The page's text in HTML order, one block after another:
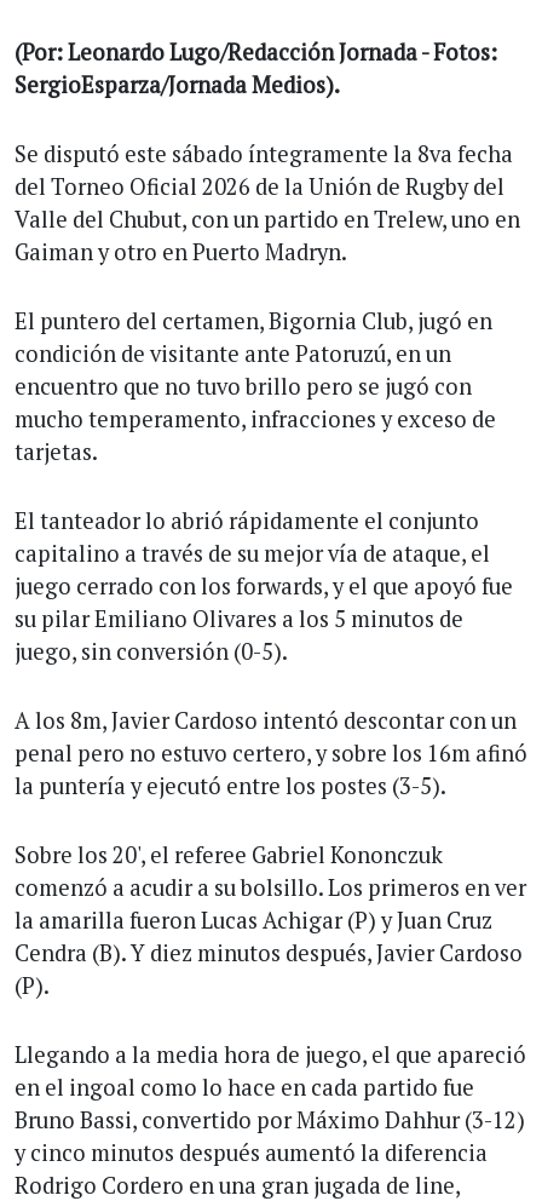
(Por: Leonardo Lugo/Redacción Jornada - Fotos:
SergioEsparza/Jornada Medios).
Se disputó este sábado íntegramente la 8va fecha
del Torneo Oficial 2026 de la Unión de Rugby del
Valle del Chubut, con un partido en Trelew, uno en
Gaiman y otro en Puerto Madryn.
El puntero del certamen, Bigornia Club, jugó en
condición de visitante ante Patoruzú, en un
encuentro que no tuvo brillo pero se jugó con
mucho temperamento, infracciones y exceso de
tarjetas.
El tanteador lo abrió rápidamente el conjunto
capitalino a través de su mejor vía de ataque, el
juego cerrado con los forwards, y el que apoyó fue
su pilar Emiliano Olivares a los 5 minutos de
juego, sin conversión (0-5).
A los 8m, Javier Cardoso intentó descontar con un
penal pero no estuvo certero, y sobre los 16m afinó
la puntería y ejecutó entre los postes (3-5).
Sobre los 20', el referee Gabriel Kononczuk
comenzó a acudir a su bolsillo. Los primeros en ver
la amarilla fueron Lucas Achigar (P) y Juan Cruz
Cendra (B). Y diez minutos después, Javier Cardoso
(P).
Llegando a la media hora de juego, el que apareció
en el ingoal como lo hace en cada partido fue
Bruno Bassi, convertido por Máximo Dahhur (3-12)
y cinco minutos después aumentó la diferencia
Rodrigo Cordero en una gran jugada de line,